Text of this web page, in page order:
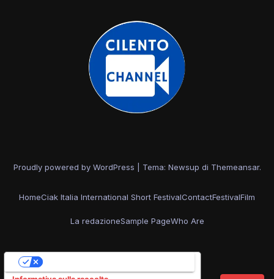
Proudly powered by WordPress Tema: Newsup di Themeansar.
HomeCiak Italia International Short FestivalContactFestivalFilm
La redazioneSample PageWho Are